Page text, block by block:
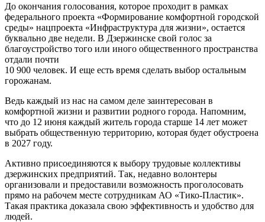
До окончания голосования, которое проходит в рамках
федерального проекта «Формирование комфортной городской
среды» нацпроекта «Инфраструктура для жизни», остается
буквально две недели. В Дзержинске свой голос за
благоустройство того или иного общественного пространства
отдали почти
10 900 человек. И еще есть время сделать выбор остальным
горожанам.
Ведь каждый из нас на самом деле заинтересован в
комфортной жизни и развитии родного города. Напомним,
что до 12 июня каждый житель города старше 14 лет может
выбрать общественную территорию, которая будет обустроена
в 2027 году.
Активно присоединяются к выбору трудовые коллективы
дзержинских предприятий. Так, недавно волонтеры
организовали и предоставили возможность проголосовать
прямо на рабочем месте сотрудникам АО «Тико-Пластик».
Такая практика доказала свою эффективность и удобство для
людей.